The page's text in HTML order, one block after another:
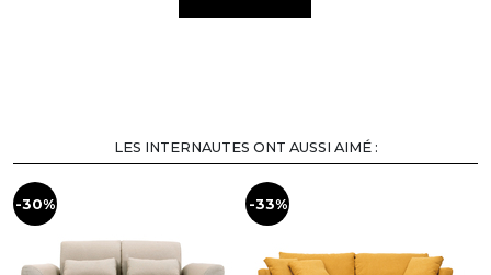
LES INTERNAUTES ONT AUSSI AIMÉ :
-30% -33%